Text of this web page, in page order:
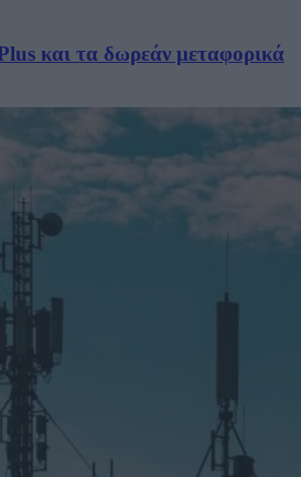
και τα δωρεάν μεταφορικά